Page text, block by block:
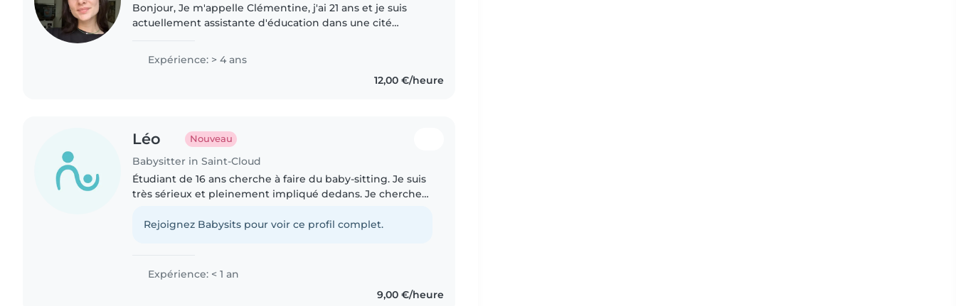
Bonjour, Je m'appelle Clémentine, j'ai 21 ans et je suis
actuellement assistante d'éducation dans une cité
classe de CM1/CM2..
Expérience: > 4 ans
12,00 €/heure
Léo Nouveau
Babysitter in Saint-Cloud
Étudiant de 16 ans cherche à faire du baby-sitting. Je suis
très sérieux et pleinement impliqué dedans. Je cherche
montrer ma.seriosite..
Rejoignez Babysits pour voir ce profil complet.
Expérience: < 1 an
9,00 €/heure